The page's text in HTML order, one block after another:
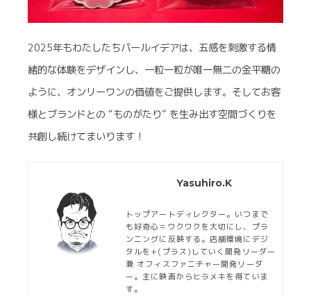
2025年もわたしたちパールイデアは、五感を刺激する情
緒的な体験をデザインし、一粒一粒が唯一無二の金平糖の
ように、オンリーワンの価値をご提供します。そしてお客
様とブランドとの “ものがたり” を生み出す空間づくりを
共創し続けてまいります！
Yasuhiro.K
トップアートディレクター。いつまで
も好奇心＝ワクワクを大切にし、プラ
ンニングに反映する。店舗環境にデジ
タルを+(プラス)していく開発リーダー
兼 オフィスファニチャー開発リーダ
ー。主に映画からヒラメキを得ていま
す。